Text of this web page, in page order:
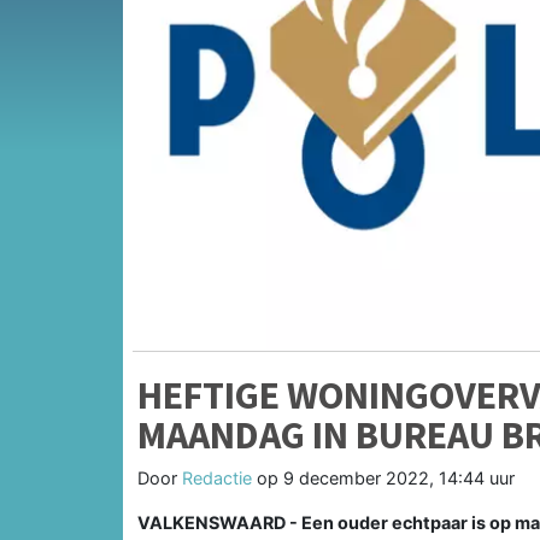
HEFTIGE
MAANDAG IN BUREAU
Door Redactie op 9 december 2022, 14:44 uur
VALKENSWAARD - Een ouder echtpaar is op